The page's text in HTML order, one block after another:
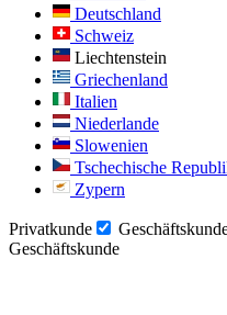
Deutschland
Schweiz
Liechtenstein
Griechenland
Italien
Niederlande
Slowenien
Tschechische
Zypern
Privatkunde
Geschäftskunde